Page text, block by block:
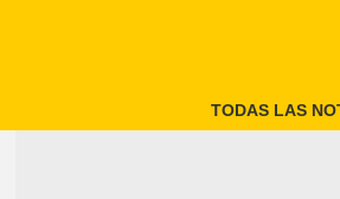
TODAS LAS